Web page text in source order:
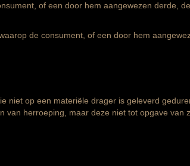
of een door hem aangewezen derde,
de consument, of een door hem
niet op een materiële drager is geleverd
herroeping, maar deze niet tot opgave van